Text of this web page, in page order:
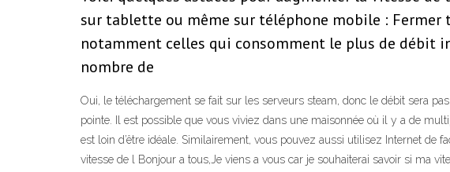
sur tablette ou même sur téléphone mobile :
notamment celles qui consomment le plus de débit
nombre de
Oui, le téléchargement se fait sur les serveurs steam, donc le débit sera
pointe. Il est possible que vous viviez dans une maisonnée où il y a de
est loin d’être idéale. Similairement, vous pouvez aussi utilisez Internet
vitesse de l Bonjour a tous,Je viens a vous car je souhaiterai savoir si ma